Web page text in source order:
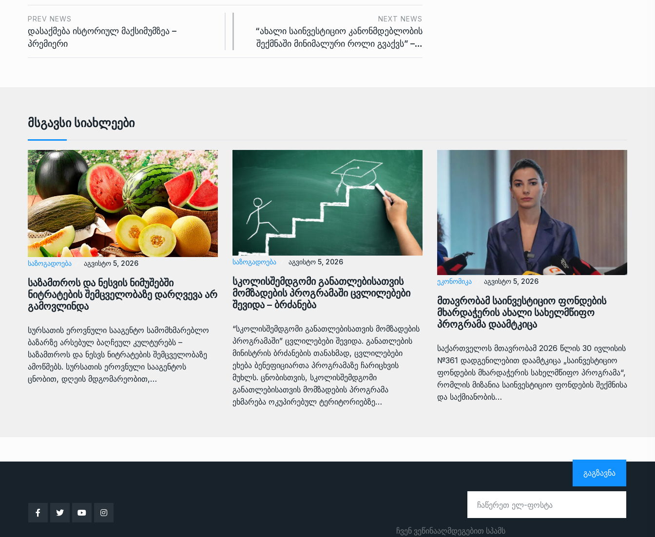
PREV NEWS
დასაქმება ისტორიულ მაქსიმუმზეა –
პრემიერი
NEXT NEWS
“ახალი საინვესტიციო კანონმდებლობის
შექმნაში მინიმალური როლი გვაქვს” –…
Მსგავსი Სიახლეები
ᲡᲐᲖᲝᲒᲐᲓᲝᲔᲑᲐ აგვისტო 5, 2026
საზამთროს და ნესვის ნიმუშებში
ნიტრატების შემცველობაზე დარღვევა არ
გამოვლინდა
სურსათის ეროვნული სააგენტო სამომხმარებლო
ბაზარზე არსებულ ბაღჩეულ კულტურებს –
საზამთროს და ნესვს ნიტრატების შემცველობაზე
ამოწმებს. სურსათის ეროვნული სააგენტოს
ცნობით, დღეის მდგომარეობით,…
ᲡᲐᲖᲝᲒᲐᲓᲝᲔᲑᲐ აგვისტო 5, 2026
სკოლისშემდგომი განათლებისათვის
მომზადების პროგრამაში ცვლილებები
შევიდა – ბრძანება
“სკოლისშემდგომი განათლებისათვის მომზადების
პროგრამაში” ცვლილებები შევიდა. განათლების
მინისტრის ბრძანების თანახმად, ცვლილებები
ეხება ბენეფიციართა პროგრამაზე ჩარიცხვის
მუხლს. ცნობისთვის, სკოლისშემდგომი
განათლებისათვის მომზადების პროგრამა
ეხმარება ოკუპირებულ ტერიტორიებზე…
ᲔᲙᲝᲜᲝᲛᲘᲙᲐ აგვისტო 5, 2026
მთავრობამ საინვესტიციო ფონდების
მხარდაჭერის ახალი სახელმწიფო
პროგრამა დაამტკიცა
საქართველოს მთავრობამ 2026 წლის 30 ივლისის
№361 დადგენილებით დაამტკიცა „საინვესტიციო
ფონდების მხარდაჭერის სახელმწიფო პროგრამა“,
რომლის მიზანია საინვესტიციო ფონდების შექმნისა
და საქმიანობის…
ᲒᲐᲒᲖᲐᲕᲜᲐ
ჩვენ ვეწინააღმდეგებით სპამს